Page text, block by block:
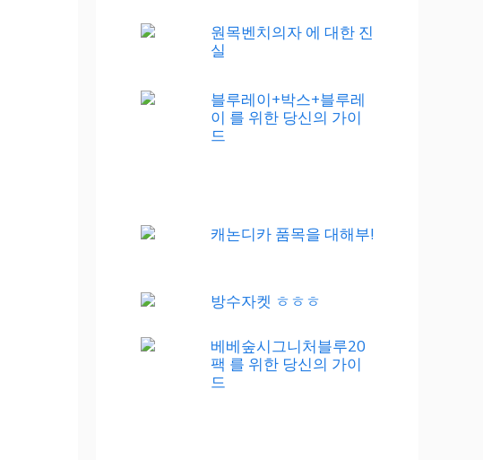
원목벤치의자 에 대한 진
실
블루레이+박스+블루레
이 를 위한 당신의 가이
드
캐논디카 품목을 대해부!
방수자켓 ㅎㅎㅎ
베베숲시그니처블루20
팩 를 위한 당신의 가이
드